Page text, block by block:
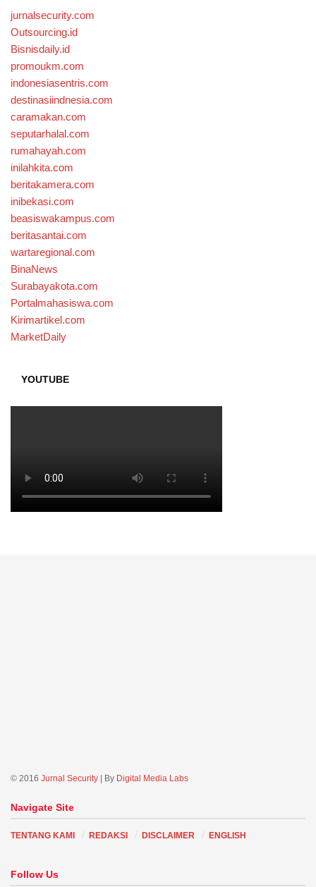
jurnalsecurity.com
Outsourcing.id
Bisnisdaily.id
promoukm.com
indonesiasentris.com
destinasiindnesia.com
caramakan.com
seputarhalal.com
rumahayah.com
inilahkita.com
beritakamera.com
inibekasi.com
beasiswakampus.com
beritasantai.com
wartaregional.com
BinaNews
Surabayakota.com
Portalmahasiswa.com
Kirimartikel.com
MarketDaily
YOUTUBE
© 2016 Jurnal Security | By Digital Media Labs
Navigate Site
TENTANG KAMI REDAKSI DISCLAIMER ENGLISH
Follow Us